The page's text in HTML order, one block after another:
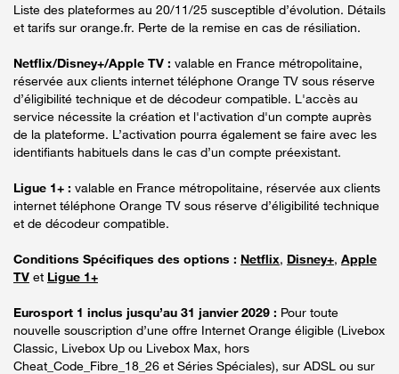
Liste des plateformes au 20/11/25 susceptible d’évolution. Détails
et tarifs sur orange.fr. Perte de la remise en cas de résiliation.
Netflix/Disney+/Apple TV : valable en France métropolitaine,
réservée aux clients internet téléphone Orange TV sous réserve
d’éligibilité technique et de décodeur compatible. L'accès au
service nécessite la création et l'activation d'un compte auprès
de la plateforme. L’activation pourra également se faire avec les
identifiants habituels dans le cas d’un compte préexistant.
Ligue 1+ : valable en France métropolitaine, réservée aux clients
internet téléphone Orange TV sous réserve d’éligibilité technique
et de décodeur compatible.
Conditions Spécifiques des options : Netflix, Disney+, Apple
TV et Ligue 1+
Eurosport 1 inclus jusqu’au 31 janvier 2029 : Pour toute
nouvelle souscription d’une offre Internet Orange éligible (Livebox
Classic, Livebox Up ou Livebox Max, hors
Cheat_Code_Fibre_18_26 et Séries Spéciales), sur ADSL ou sur